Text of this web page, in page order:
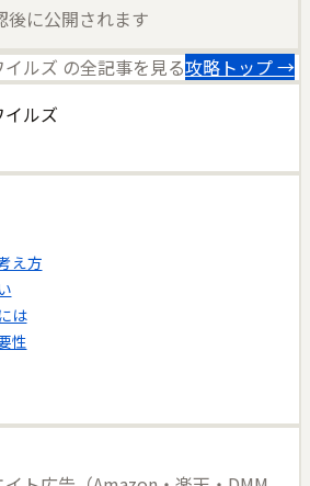
に公開されます
ルズ の全記事を見る攻略トップ →
ルズ
え方
は
性